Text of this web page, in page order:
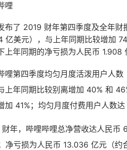
哩
布了 2019 财年第四季度及全年
亿美元），与上年同期比较增加
上年同期的净亏损为人民币 1.908
哩第四季度均匀月度活泼用户人
上年同期比较别离增加 40% 和
加 41%；均匀月度付费用户人数
年，哔哩哔哩总净营收达人民币
净亏损为人民币 13.036 亿元（